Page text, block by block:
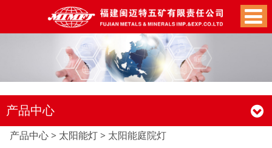
产品中心
产品中心> 太阳能灯> 太阳能庭院灯